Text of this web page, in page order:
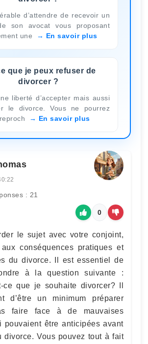
d’attendre de recevoir un
son avocat vous proposant
une
En savoir plus
que je peux refuser de
divorcer ?
liberté d’accepter mais aussi
le divorce. Vous ne pourrez
En savoir plus
: 21
0
le sujet avec votre conjoint,
conséquences pratiques et
du divorce. Il est essentiel de
à la question suivante :
ce que je souhaite divorcer? Il
d’être un minimum préparer
faire face à de mauvaises
pouvaient être anticipées avant
divorce. Vous pouvez tout à fait